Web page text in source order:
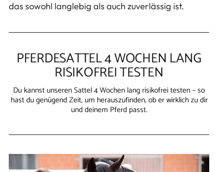
das sowohl langlebig als auch zuverlässig ist.
PFERDESATTEL 4 WOCHEN LANG
RISIKOFREI TESTEN
Du kannst unseren Sattel 4 Wochen lang risikofrei testen – so
hast du genügend Zeit, um herauszufinden, ob er wirklich zu dir
und deinem Pferd passt.